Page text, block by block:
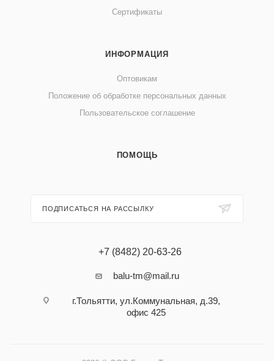
Сертификаты
ИНФОРМАЦИЯ
Оптовикам
Положение об обработке персональных данных
Пользовательское соглашение
ПОМОЩЬ
ПОДПИСАТЬСЯ НА РАССЫЛКУ
+7 (8482) 20-63-26
balu-tm@mail.ru
г.Тольятти, ул.Коммунальная, д.39,
офис 425